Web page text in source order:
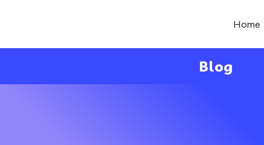
Home
Blog